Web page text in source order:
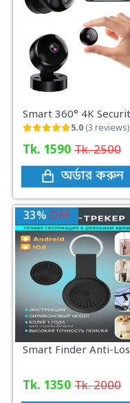
5.0 (3 reviews)
Tk. 1590 Tk. 2500
অর্ডার করুন
33% OFF
Tk. 1350 Tk. 2000